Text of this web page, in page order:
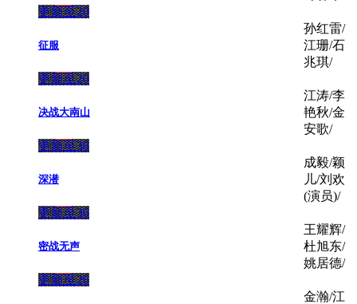
更新至20
征服
孙红雷/
江珊/石
兆琪/
更新至20
决战大南山
江涛/李
艳秋/金
安歌/
更新至38
深潜
成毅/颖
儿/刘欢
(演员)/
更新至36
密战无声
王耀辉/
杜旭东/
姚居德/
更新至26
金瀚/江